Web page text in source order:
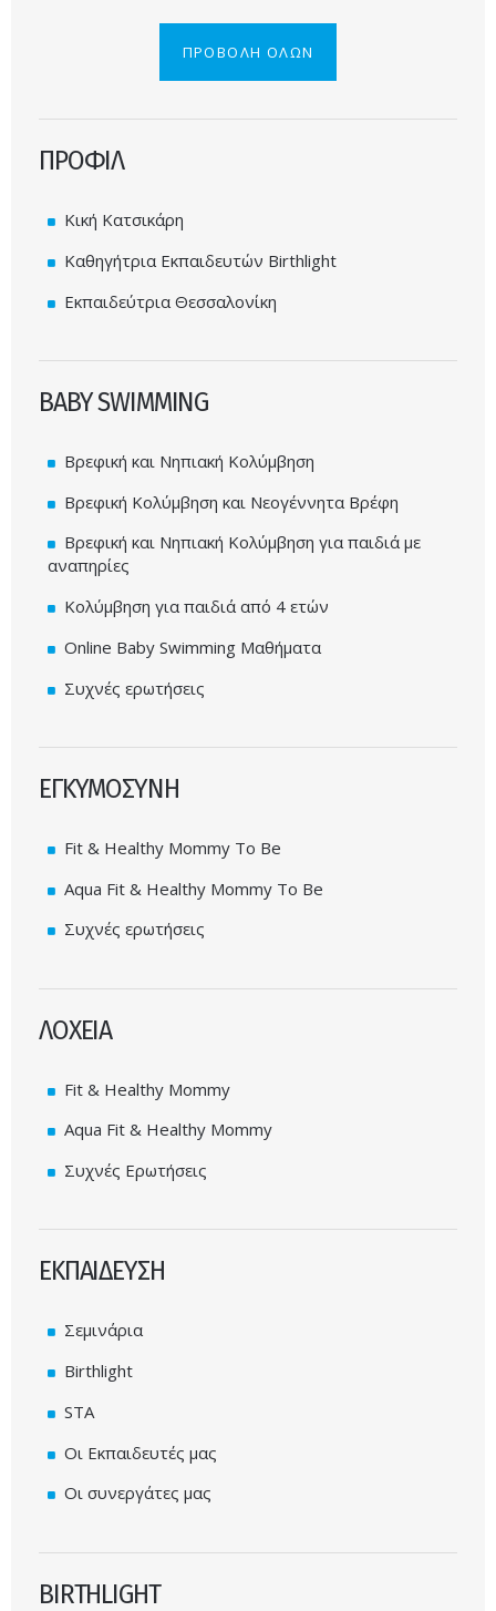
ΠΡΟΒΟΛΗ ΟΛΩΝ
ΠΡΟΦΙΛ
Κική Κατσικάρη
Καθηγήτρια Εκπαιδευτών Birthlight
Εκπαιδεύτρια Θεσσαλονίκη
BABY SWIMMING
Βρεφική και Νηπιακή Κολύμβηση
Βρεφική Κολύμβηση και Νεογέννητα Βρέφη
Βρεφική και Νηπιακή Κολύμβηση για παιδιά με
αναπηρίες
Κολύμβηση για παιδιά από 4 ετών
Online Baby Swimming Μαθήματα
Συχνές ερωτήσεις
ΕΓΚΥΜΟΣΥΝΗ
Fit & Healthy Mommy To Be
Aqua Fit & Healthy Mommy To Be
Συχνές ερωτήσεις
ΛΟΧΕΙΑ
Fit & Healthy Mommy
Aqua Fit & Healthy Mommy
Συχνές Eρωτήσεις
ΕΚΠΑΙΔΕΥΣΗ
Σεμινάρια
Birthlight
STA
Οι Εκπαιδευτές μας
Οι συνεργάτες μας
BIRTHLIGHT